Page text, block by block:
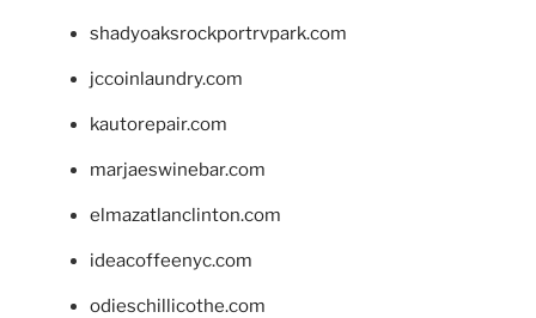
shadyoaksrockportrvpark.com
jccoinlaundry.com
kautorepair.com
marjaeswinebar.com
elmazatlanclinton.com
ideacoffeenyc.com
odieschillicothe.com